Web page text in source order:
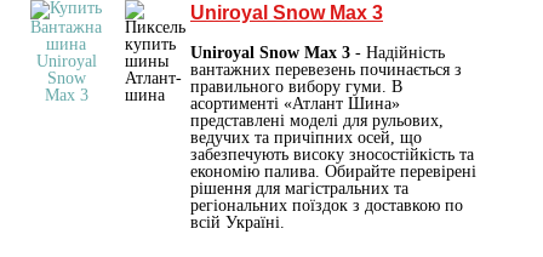
Uniroyal Snow Max 3
Uniroyal Snow Max 3 - Надійність
вантажних перевезень починається з
правильного вибору гуми. В
асортименті «Атлант Шина»
представлені моделі для рульових,
ведучих та причіпних осей, що
забезпечують високу зносостійкість та
економію палива. Обирайте перевірені
рішення для магістральних та
регіональних поїздок з доставкою по
всій Україні.